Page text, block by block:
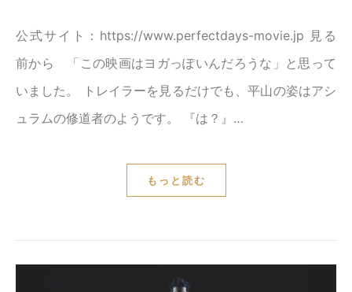
公式サイト：https://www.perfectdays-movie.jp 見る
前から 「この映画はヨガっぽいんだろうな」と思って
いました。 トレイラーを見るだけでも、平山の姿はアシ
ュラムの修道者のようです。 『は？』…
もっと読む